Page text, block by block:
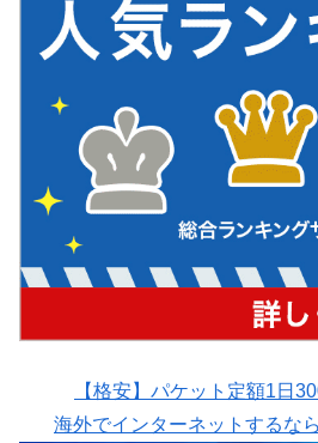
【格安】パケット定額1日
海外でインターネットするな